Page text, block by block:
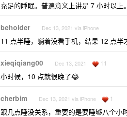
充足的睡眠。普遍意义上讲是 7 小时以上。
beholder Dec 13, 2021 via iPhone
11 点半睡，躺着没看手机，结果 12 点半
xieqiqiang00 Dec 13, 2021 11
小时候，10 点就很晚了😂
cherbim Dec 13, 2021 via iPhone 1
跟几点睡没关系，重要的是要睡够八个小